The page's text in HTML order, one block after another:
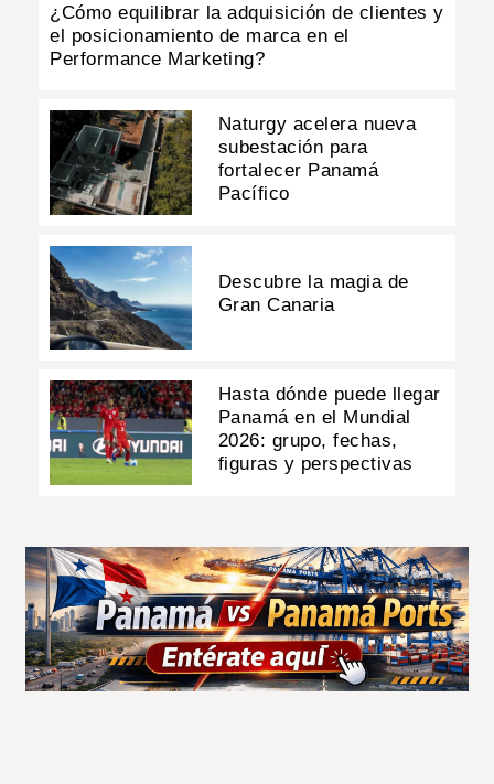
¿Cómo equilibrar la adquisición de clientes y
el posicionamiento de marca en el
Performance Marketing?
Naturgy acelera nueva
subestación para
fortalecer Panamá
Pacífico
Descubre la magia de
Gran Canaria
Hasta dónde puede llegar
Panamá en el Mundial
2026: grupo, fechas,
figuras y perspectivas